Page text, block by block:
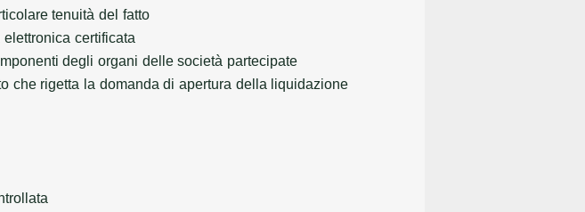
tenuità del fatto
certificata
degli organi delle società partecipate
che rigetta la domanda di apertura della liquidazione